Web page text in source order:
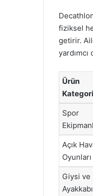
fiziksel
getirir.
yardımcı
Ürün
Spor
Açık
Oyunları
Giysi ve